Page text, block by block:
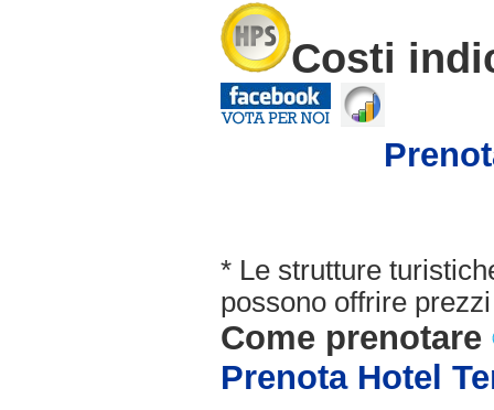
Costi
* Le strutture
possono offrire
Come prenotare
Prenota Hotel